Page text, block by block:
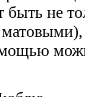
быть не